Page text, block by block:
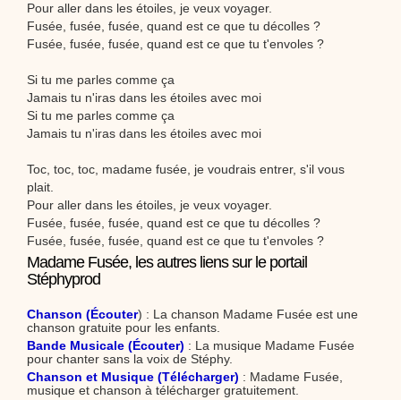
Pour aller dans les étoiles, je veux voyager.
Fusée, fusée, fusée, quand est ce que tu décolles ?
Fusée, fusée, fusée, quand est ce que tu t'envoles ?
Si tu me parles comme ça
Jamais tu n'iras dans les étoiles avec moi
Si tu me parles comme ça
Jamais tu n'iras dans les étoiles avec moi
Toc, toc, toc, madame fusée, je voudrais entrer, s'il vous
plait.
Pour aller dans les étoiles, je veux voyager.
Fusée, fusée, fusée, quand est ce que tu décolles ?
Fusée, fusée, fusée, quand est ce que tu t'envoles ?
Madame Fusée, les autres liens sur le portail
Stéphyprod
Chanson (Écouter) : La chanson Madame Fusée est une
chanson gratuite pour les enfants.
Bande Musicale (Écouter) : La musique Madame Fusée
pour chanter sans la voix de Stéphy.
Chanson et Musique (Télécharger) : Madame Fusée,
musique et chanson à télécharger gratuitement.